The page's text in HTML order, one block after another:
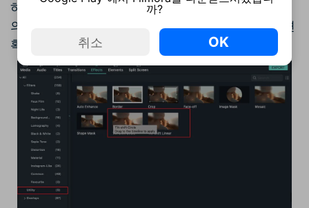
하십시오.이 패널에서 슬라이더를 드래그하여 기능
의 크기와 강도를 쉽게 조정할 수 있습니다.완료되면
확인을 클릭하십시오.
까?
취소 OK